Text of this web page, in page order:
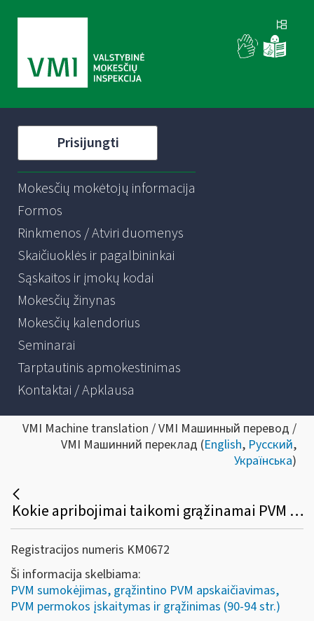
Prisijungti
Mokesčių mokėtojų informacija
Formos
Rinkmenos / Atviri duomenys
Skaičiuoklės ir pagalbininkai
Sąskaitos ir įmokų kodai
Mokesčių žinynas
Mokesčių kalendorius
Seminarai
Tarptautinis apmokestinimas
Kontaktai / Apklausa
VMI Machine translation / VMI Машинный перевод /
VMI Машинний переклад (English, Русский,
Українська)
Kokie apribojimai taikomi grąžinamai PVM sumai, susidariusiai už atitinkamą mokestinį laikotarpį?
Registracijos numeris KM0672
Ši informacija skelbiama:
PVM sumokėjimas, grąžintino PVM apskaičiavimas,
PVM permokos įskaitymas ir grąžinimas (90-94 str.)